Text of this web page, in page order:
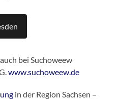
bei Suchoweew
www.suchoweew.de
in der Region Sachsen –